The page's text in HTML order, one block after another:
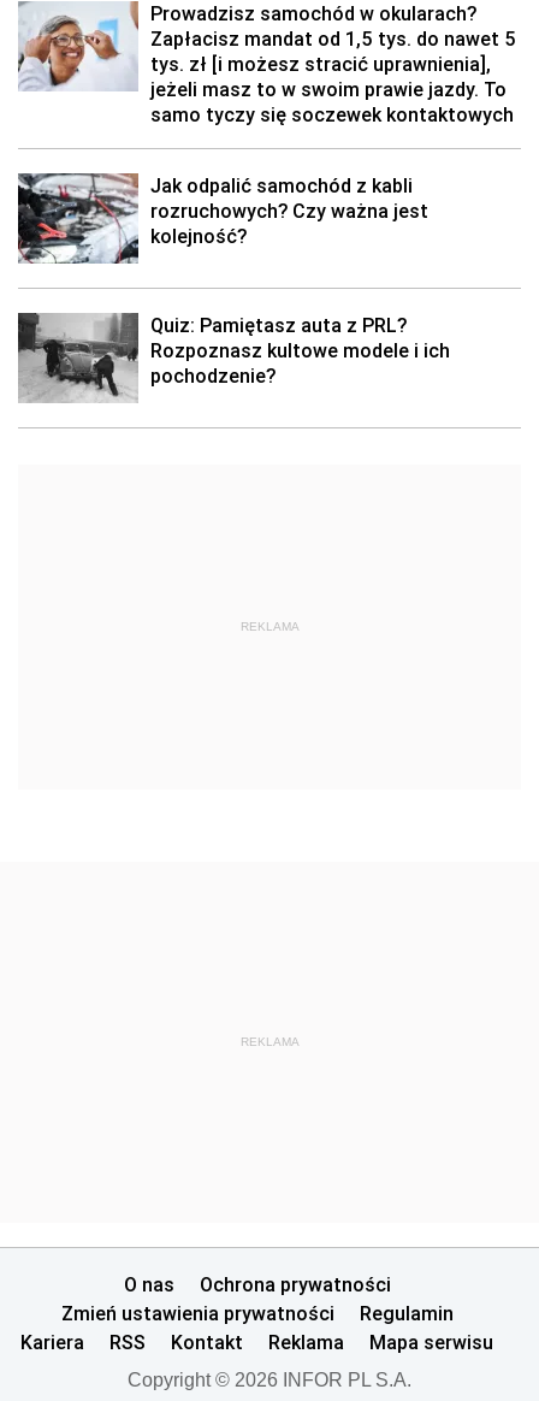
Prowadzisz samochód w okularach?
Zapłacisz mandat od 1,5 tys. do nawet 5
tys. zł [i możesz stracić uprawnienia],
jeżeli masz to w swoim prawie jazdy. To
samo tyczy się soczewek kontaktowych
Jak odpalić samochód z kabli
rozruchowych? Czy ważna jest
kolejność?
Quiz: Pamiętasz auta z PRL?
Rozpoznasz kultowe modele i ich
pochodzenie?
REKLAMA
REKLAMA
O nas
Ochrona prywatności
Zmień ustawienia prywatności
Regulamin
Kariera
RSS Kontakt Reklama Mapa serwisu
Copyright © 2026 INFOR PL S.A.